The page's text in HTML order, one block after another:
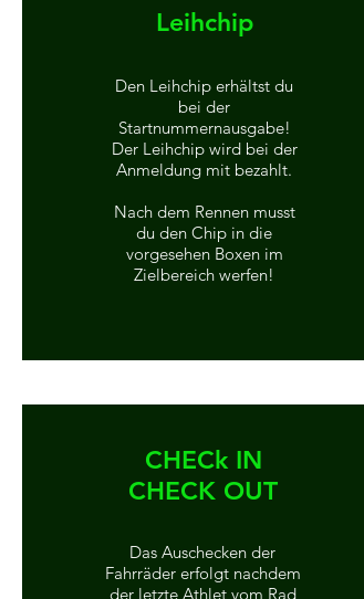
Leihchip
Den Leihchip erhältst du
bei der
Startnummernausgabe!
Der Leihchip wird bei der
Anmeldung mit bezahlt.
Nach dem Rennen musst
du den Chip in die
vorgesehen Boxen im
Zielbereich werfen!
CHECk IN
CHECK OUT
Das Auschecken der
Fahrräder erfolgt nachdem
der letzte Athlet vom Rad